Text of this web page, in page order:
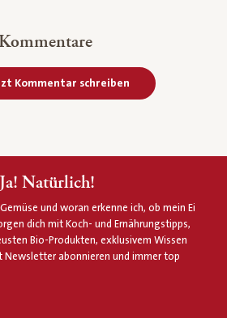
Kommentare
Kommentar schreiben
Natürlich!
und woran erkenne ich, ob mein Ei
dich mit Koch- und Ernährungstipps,
Bio-Produkten, exklusivem Wissen
Newsletter abonnieren und immer top